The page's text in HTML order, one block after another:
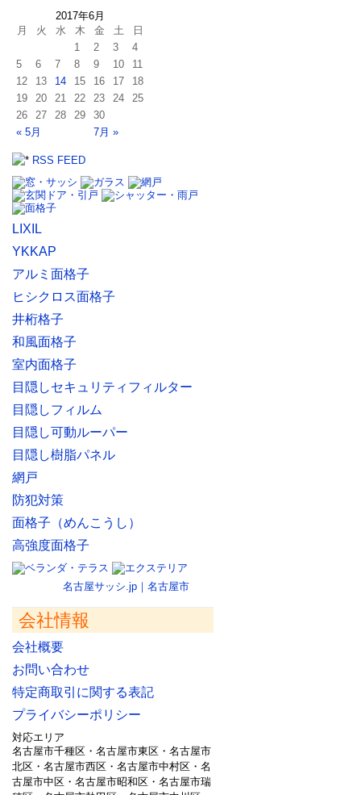
2017年6月
月
火 水 木 金 土 日
« 5月 7月 »
1 2 3
4
5
6 7 8 9 10
11
12
13 14 15 16 17
18
19
20 21 22 23 24
25
26
27 28 29 30
RSS FEED
LIXIL
YKKAP
アルミ面格子
ヒシクロス面格子
井桁格子
和風面格子
室内面格子
目隠しセキュリティフィルター
目隠しフィルム
目隠し可動ルーパー
目隠し樹脂パネル
網戸
防犯対策
面格子（めんこうし）
高強度面格子
名古屋サッシ.jp｜名古屋市
会社情報
会社概要
お問い合わせ
特定商取引に関する表記
プライバシーポリシー
対応エリア
名古屋市千種区・名古屋市東区・名古屋市
北区・名古屋市西区・名古屋市中村区・名
古屋市中区・名古屋市昭和区・名古屋市瑞